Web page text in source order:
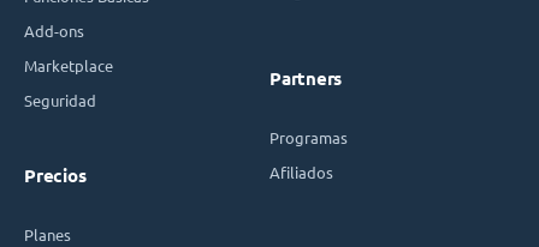
Add-ons
Marketplace
Seguridad
Precios
Planes
Partners
Programas
Afiliados